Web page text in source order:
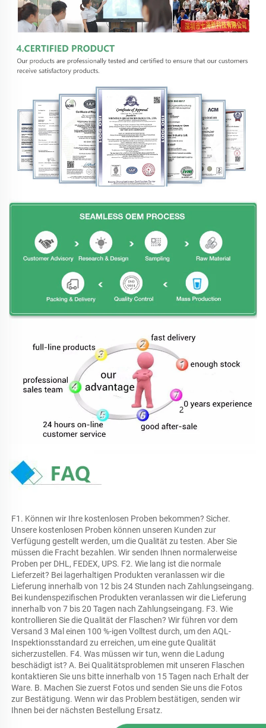
F1. Können wir Ihre kostenlosen Proben bekommen? Sicher.
Unsere kostenlosen Proben können unseren Kunden zur
Verfügung gestellt werden, um die Qualität zu testen. Aber Sie
müssen die Fracht bezahlen. Wir senden Ihnen normalerweise
Proben per DHL, FEDEX, UPS. F2. Wie lang ist die normale
Lieferzeit? Bei lagerhaltigen Produkten veranlassen wir die
Lieferung innerhalb von 12 bis 24 Stunden nach Zahlungseingang.
Bei kundenspezifischen Produkten veranlassen wir die Lieferung
innerhalb von 7 bis 20 Tagen nach Zahlungseingang. F3. Wie
kontrollieren Sie die Qualität der Flaschen? Wir führen vor dem
Versand 3 Mal einen 100 %-igen Volltest durch, um den AQL-
Inspektionsstandard zu erreichen, um eine gute Qualität
sicherzustellen. F4. Was müssen wir tun, wenn die Ladung
beschädigt ist? A. Bei Qualitätsproblemen mit unseren Flaschen
kontaktieren Sie uns bitte innerhalb von 15 Tagen nach Erhalt der
Ware. B. Machen Sie zuerst Fotos und senden Sie uns die Fotos
zur Bestätigung. Wenn wir das Problem bestätigen, senden wir
Ihnen bei der nächsten Bestellung Ersatz.